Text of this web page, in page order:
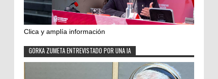
Clica y amplía información
GORKA ZUMETA ENTREVISTADO POR UNA IA